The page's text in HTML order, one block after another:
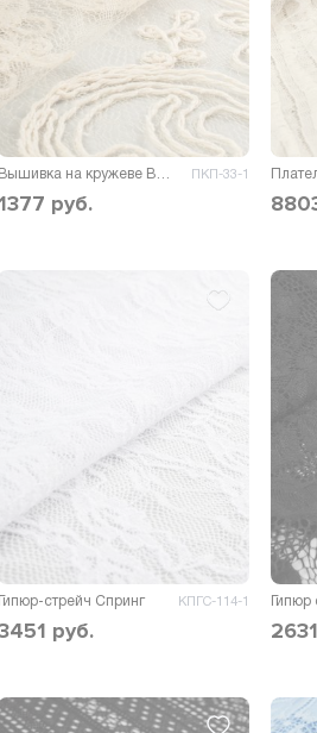
Вышивка на кружеве Висента ПКП-33-1
1377 руб.
Гипюр-стрейч Спринг КПГС-114-1
руб. 2631